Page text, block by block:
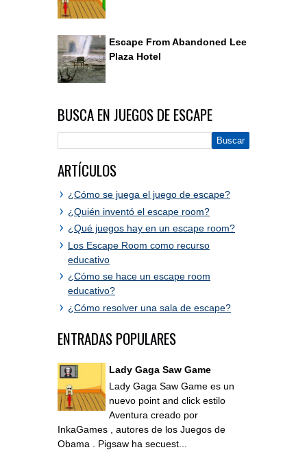
Escape From Abandoned Lee
Plaza Hotel
BUSCA EN JUEGOS DE ESCAPE
ARTÍCULOS
¿Cómo se juega el juego de escape?
¿Quién inventó el escape room?
¿Qué juegos hay en un escape room?
Los Escape Room como recurso
educativo
¿Cómo se hace un escape room
educativo?
¿Cómo resolver una sala de escape?
ENTRADAS POPULARES
Lady Gaga Saw Game
Lady Gaga Saw Game es un
nuevo point and click estilo
Aventura creado por
InkaGames , autores de los Juegos de
Obama . Pigsaw ha secuest...